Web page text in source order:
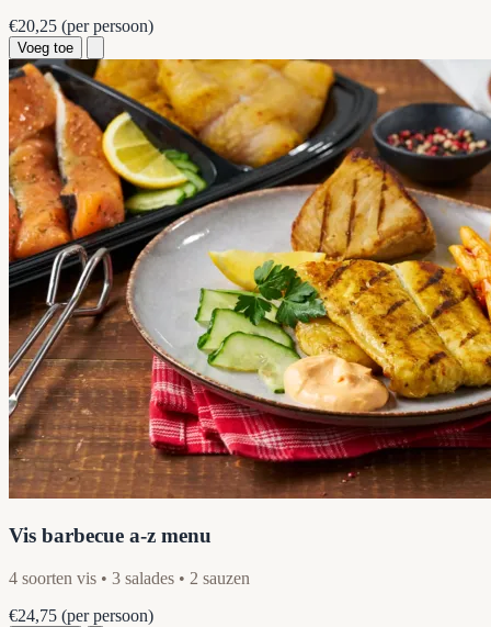
€20,25 (per persoon)
Voeg toe
Vis barbecue a-z menu
4 soorten vis • 3 salades • 2 sauzen
€24,75 (per persoon)